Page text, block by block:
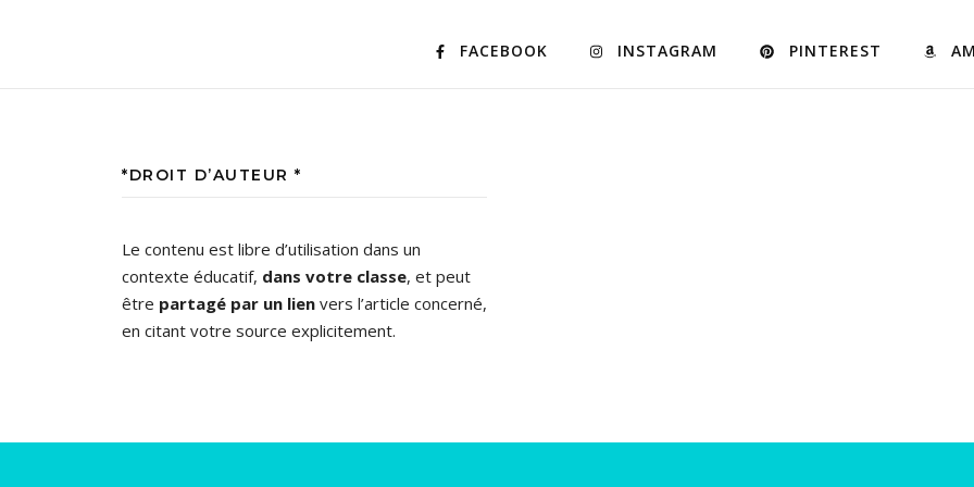
FACEBOOK INSTAGRAM PINTEREST
*DROIT D’AUTEUR *
Le contenu est libre d’utilisation dans un
contexte éducatif, dans votre classe, et peut
être partagé par un lien vers l’article concerné,
en citant votre source explicitement.